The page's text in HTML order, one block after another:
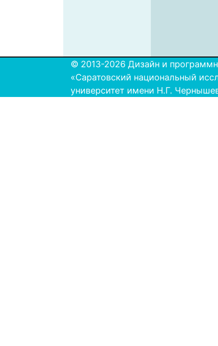
© 2013-2026 Дизайн и
«Саратовский национальный
университет имени Н.Г.